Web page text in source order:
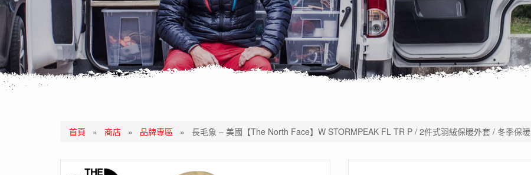
首頁 » 商店 » 品牌專區 » 長毛象 – 美國【The North Face】W STORMPEAK FL TR P / 2件式羽絨保暖外套 / 冬季保暖